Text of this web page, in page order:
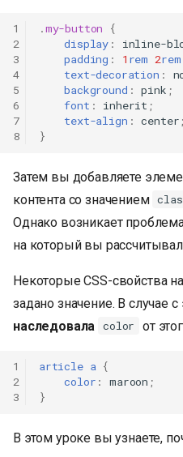
1
2
3
4
5
6
7
8
.my-button
{
display : inline-
padding : 1 rem 2rem
text-decoration :
background : pink ;
font : inherit ;
text-align : center;
}
Затем вы добавляете
контента со значением
Однако возникает
на который вы
Некоторые CSS-свойства
задано значение. В случае
наследовала
color от
1
2
3
article a {
color : maroon ;
}
В этом уроке вы узнаете,